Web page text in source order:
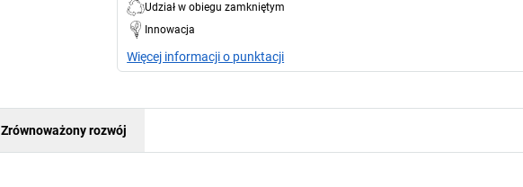
Udział w obiegu zamkniętym
Innowacja
Więcej informacji o punktacji
Zrównoważony rozwój